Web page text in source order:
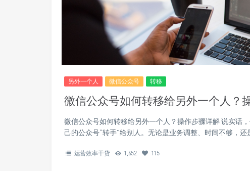
另外一个人 微信公众号 转移
微信公众号如何转移给另外一个人？
微信公众号如何转移给另外一个人？操作步骤详解 说实话
己的公众号“转手”给别人。无论是业务调整、时间不够，
运营效率干货 1,652 115